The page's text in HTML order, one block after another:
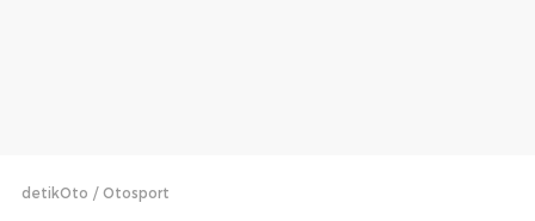
detikOto Otosport